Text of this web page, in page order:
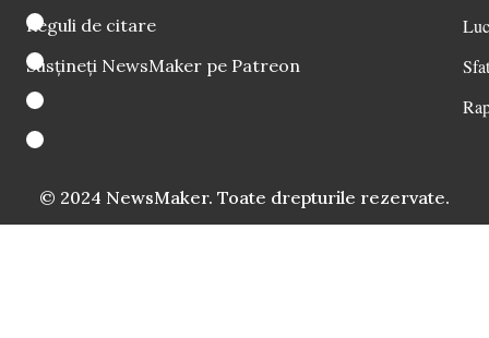
Reguli de citare
Susțineți NewsMaker pe Patreon
© 2024 NewsMaker. Toate drepturile rezervate.